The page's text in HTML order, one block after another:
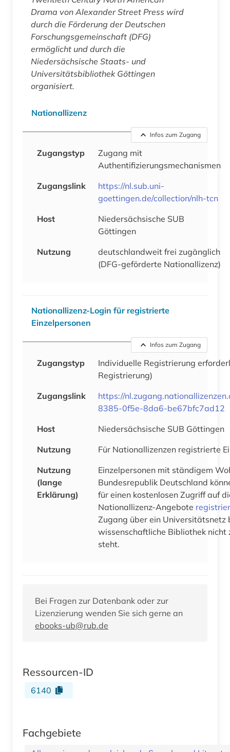
Drama von Alexander Street Press wird
durch die Förderung der Deutschen
Forschungsgemeinschaft (DFG)
ermöglicht und durch die
Niedersächsische Staats- und
Universitätsbibliothek Göttingen
organisiert.
Nationallizenz
Infos zum Zugang
Zugangstyp
Zugang mit
Authentifizierungsmechanismen
Zugangslink
https://nl.sub.uni-
goettingen.de/collection/nlh-tcn
Host
Niedersächsische SUB
Göttingen
Nutzung
deutschlandweit frei zugänglich
(DFG-geförderte Nationallizenz)
Nationallizenz-Login für registrierte
Einzelpersonen
Infos zum Zugang
Zugangstyp
Individuelle Registrierung
Registrierung)
Zugangslink
https://
8385-0f5e-8da6-be67bfc7ad12
Host
Niedersächsische SUB Göttingen
Nutzung
Für Nationallizenzen registrierte
Nutzung
(lange
Erklärung)
Einzelpersonen mit ständigem
Bundesrepublik Deutschland
für einen kostenlosen Zugriff auf
Nationallizenz-Angebote
Zugang über ein Universitätsnetz
wissenschaftliche Bibliothek nicht
steht.
Bei Fragen zur Datenbank oder zur
Lizenzierung wenden Sie sich gerne an
ebooks-ub@rub.de
Ressourcen-ID
6140
Fachgebiete